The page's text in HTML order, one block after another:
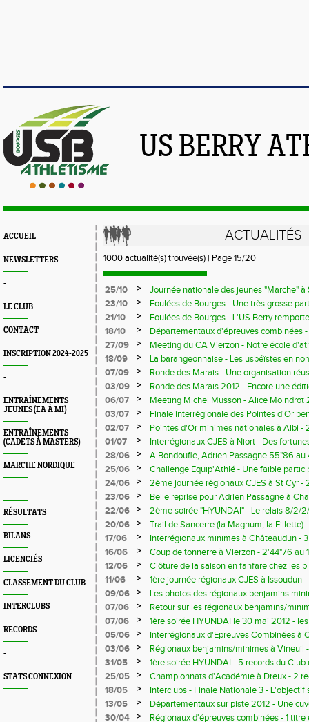
US BERRY
ACCUEIL
NEWSLETTERS
-
LE CLUB
CONTACT
INSCRIPTION 2024-2025
-
ENTRAÎNEMENTS
JEUNES (EA À MI)
ENTRAÎNEMENTS
(CADETS À MASTERS)
MARCHE NORDIQUE
-
RÉSULTATS
BILANS
LICENCIÉS
CLASSEMENT DU CLUB
INTERCLUBS
RECORDS
-
STATS CONNEXION
ACTUALITÉS
1000 actualité(s) trouvée(s) | Page 15/20
25/10 >
Journée nationale des jeunes "Marche" à
et Solène Bouchut participent à la belle
Centre
23/10 >
Foulées de Bourges - Une très grosse
mais aussi des perfs, comme le nouveau
Sabrina Godard-Monmarteau - 1h20'06"
21/10 >
Foulées de Bourges - L'US Berry
plus représenté pour la 2ème année
18/10 >
Départementaux d'épreuves combinées
des conditions météo très difficiles
27/09 >
Meeting du CA Vierzon - Notre école
saison précédente
18/09 >
La barangeonnaise - Les usbéïstes en
07/09
>
Ronde des Marais - Une organisation
nombreux podiums pour nos athlètes
03/09 >
Ronde des Marais 2012 - Encore une
06/07
>
Meeting Michel Musson - Alice Moindrot
Manon Leduc 13"23 au 100 m
03/07 >
Finale interrégionale des Pointes d'Or
pour Alice Moindrot : podium, record de
du Cher du triathlon
02/07 >
Pointes d'Or minimes nationales à Albi -
Robin Charles
01/07 >
Interrégionaux CJES à Niort - Des
représentants
28/06 >
A Bondoufle, Adrien Passagne 55"86 au
25/06
>
Challenge Equip'Athlé - Une faible
Cher pour nos perchistes Alice Moindrot
24/06 >
2ème journée régionaux CJES à St Cyr -
podiums pour les usbéïstes
23/06 >
Belle reprise pour Adrien Passagne à
22/06
>
2ème soirée "HYUNDAI" - Le relais 8/2/
centième du record du Cher !
20/06 >
Trail de Sancerre (la Magnum, la Fillette)
vous de cette première
17/06 >
Interrégionaux minimes à Châteaudun -
nos jeunes athlètes
16/06 >
Coup de tonnerre à Vierzon - 2'44"76 au
Tréhondat
12/06 >
Clôture de la saison en fanfare chez les
sur 135 participants au "déca-jeunes" à
11/06 >
1ère journée régionaux CJES à Issoudun
Camille Chevalier et Manon Leduc
09/06 >
Les photos des régionaux benjamins
07/06
>
Retour sur les régionaux benjamins/
confirment l'exceptionnelle prestation de
07/06 >
1ère soirée HYUNDAI le 30 mai 2012 -
05/06
>
Interrégionaux d'Epreuves Combinées à
bronze et record du Club pour Clément
minime
03/06 >
Régionaux benjamins/minimes à Vineuil
dans les annales
31/05 >
1ère soirée HYUNDAI - 5 records du
pour nos relais benjamins et minimes
25/05 >
Championnats d'Académie à Dreux - 2
homologuer ?
18/05 >
Interclubs - Finale Nationale 3 - L'objectif
13/05
>
Départementaux sur piste 2012 - Une
30/04
>
Régionaux d'épreuves combinées - 1